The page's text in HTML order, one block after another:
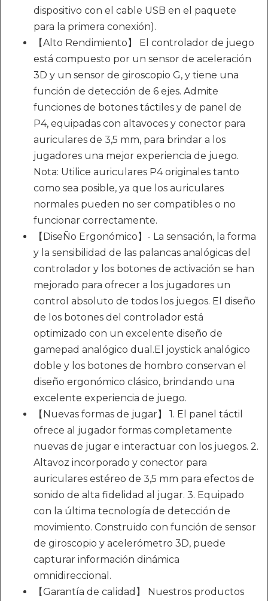
dispositivo con el cable USB en el paquete
para la primera conexión).
【Alto Rendimiento】 El controlador de juego
está compuesto por un sensor de aceleración
3D y un sensor de giroscopio G, y tiene una
función de detección de 6 ejes. Admite
funciones de botones táctiles y de panel de
P4, equipadas con altavoces y conector para
auriculares de 3,5 mm, para brindar a los
jugadores una mejor experiencia de juego.
Nota: Utilice auriculares P4 originales tanto
como sea posible, ya que los auriculares
normales pueden no ser compatibles o no
funcionar correctamente.
【DiseÑo Ergonómico】- La sensación, la forma
y la sensibilidad de las palancas analógicas del
controlador y los botones de activación se han
mejorado para ofrecer a los jugadores un
control absoluto de todos los juegos. El diseño
de los botones del controlador está
optimizado con un excelente diseño de
gamepad analógico dual.El joystick analógico
doble y los botones de hombro conservan el
diseño ergonómico clásico, brindando una
excelente experiencia de juego.
【Nuevas formas de jugar】 1. El panel táctil
ofrece al jugador formas completamente
nuevas de jugar e interactuar con los juegos. 2.
Altavoz incorporado y conector para
auriculares estéreo de 3,5 mm para efectos de
sonido de alta fidelidad al jugar. 3. Equipado
con la última tecnología de detección de
movimiento. Construido con función de sensor
de giroscopio y acelerómetro 3D, puede
capturar información dinámica
omnidireccional.
【Garantía de calidad】 Nuestros productos